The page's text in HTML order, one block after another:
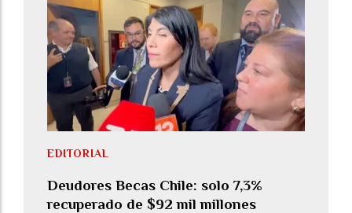
Deudores Becas Chile: solo 7,3%
recuperado de $92 mil millones
EDITORIAL